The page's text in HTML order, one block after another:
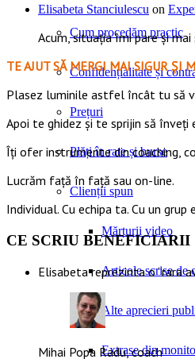
Cum procedăm practic
Confidențialitate și
Prețuri
Plăți în rate și burse
Clienții spun
Mărturii video
Articole scrise de
Alte aprecieri
Extrase din
Elisabeta Stanciulescu on
Acum, situația îmi pare și
TE AJUT SĂ MERGI MAI SIGUR ȘI
​​Plasez luminile astfel încât tu să
Apoi te ghidez și te sprijin să
Îți ofer instrumente din coaching,
Lucrăm față în față sau on-line.
Individual. Cu echipa ta. Cu un
CE SCRIU BENEFICIARII
Elisabeta reprezinta o “rara
Mihai Popa Radu, coach